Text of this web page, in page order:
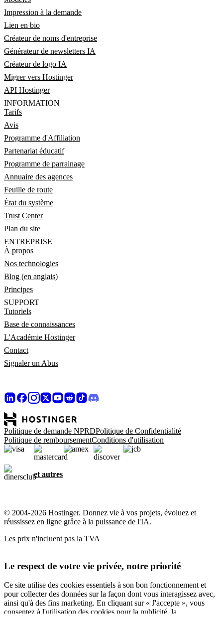
Impression à la demande
Lien en bio
Créateur de noms d'entreprise
Générateur de newsletters IA
Créateur de logo IA
Migrer vers Hostinger
API Hostinger
INFORMATION
Tarifs
Avis
Programme d'Affiliation
Partenariat éducatif
Programme de parrainage
Annuaire des agences
Feuille de route
État du système
Trust Center
Plan du site
ENTREPRISE
À propos
Nos technologies
Blog (en anglais)
Principes
SUPPORT
Tutoriels
Base de connaissances
L'Académie Hostinger
Contact
Signaler un Abus
Politique de demande NPRDPolitique de Confidentialité
Politique de remboursementConditions d'utilisation
et autres
© 2004-2026 Hostinger. Donnez vie à vos projets, évoluez et
réussissez en ligne grâce à la puissance de l'IA.
Les prix n'incluent pas la TVA
Le respect de votre vie privée, notre priorité
Ce site utilise des cookies essentiels à son bon fonctionnement et
pour collecter des données sur la façon dont vous interagissez avec,
ainsi qu'à des fins marketing. En cliquant sur « J'accepte », vous
consentez à l'utilisation des cookies pour la publicité, la